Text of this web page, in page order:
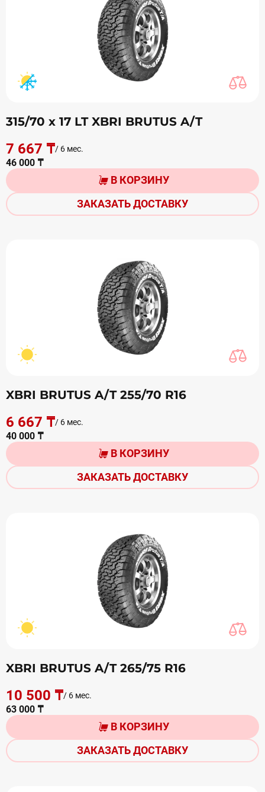
315/70 х 17 LT XBRI BRUTUS A/T
7 667 ₸/ 6 мес.
46 000 ₸
В КОРЗИНУ
ЗАКАЗАТЬ ДОСТАВКУ
XBRI BRUTUS A/T 255/70 R16
6 667 ₸/ 6 мес.
40 000 ₸
В КОРЗИНУ
ЗАКАЗАТЬ ДОСТАВКУ
XBRI BRUTUS A/T 265/75 R16
10 500 ₸/ 6 мес.
63 000 ₸
В КОРЗИНУ
ЗАКАЗАТЬ ДОСТАВКУ